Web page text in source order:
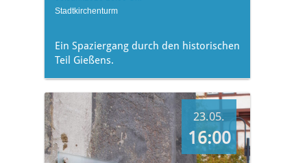
Stadtkirchenturm
Ein Spaziergang durch den historischen
Teil Gießens.
23.05.
16:00